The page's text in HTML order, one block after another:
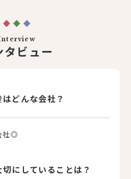
タビュー
どんな会社？
社◎
にしていることは？